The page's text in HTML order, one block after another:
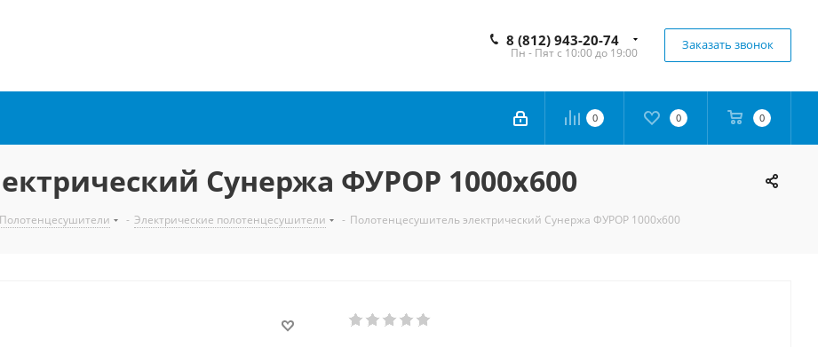
8 (812) 943-20-74
Пн - Пят с 10:00 до 19:00
Заказать звонок
0 0 0
Сунержа ФУРОР 1000х600
Полотенцесушители - Электрические полотенцесушители - Полотенцесушитель электрический Сунержа ФУРОР 1000х600